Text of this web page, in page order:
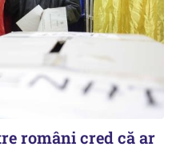
români cred că ar